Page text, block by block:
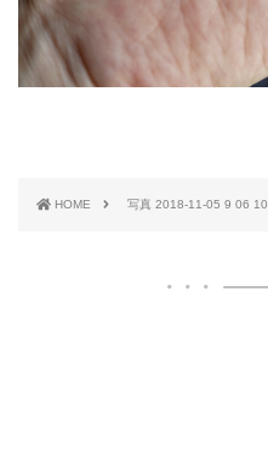
HOME 写真 2018-11-05 9 06 10